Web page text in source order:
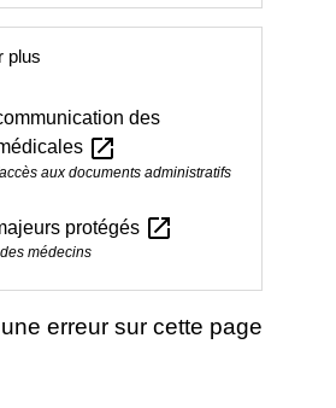
plus
des
open_in_new
aux documents administratifs
protégés open_in_new
médecins
erreur sur cette page